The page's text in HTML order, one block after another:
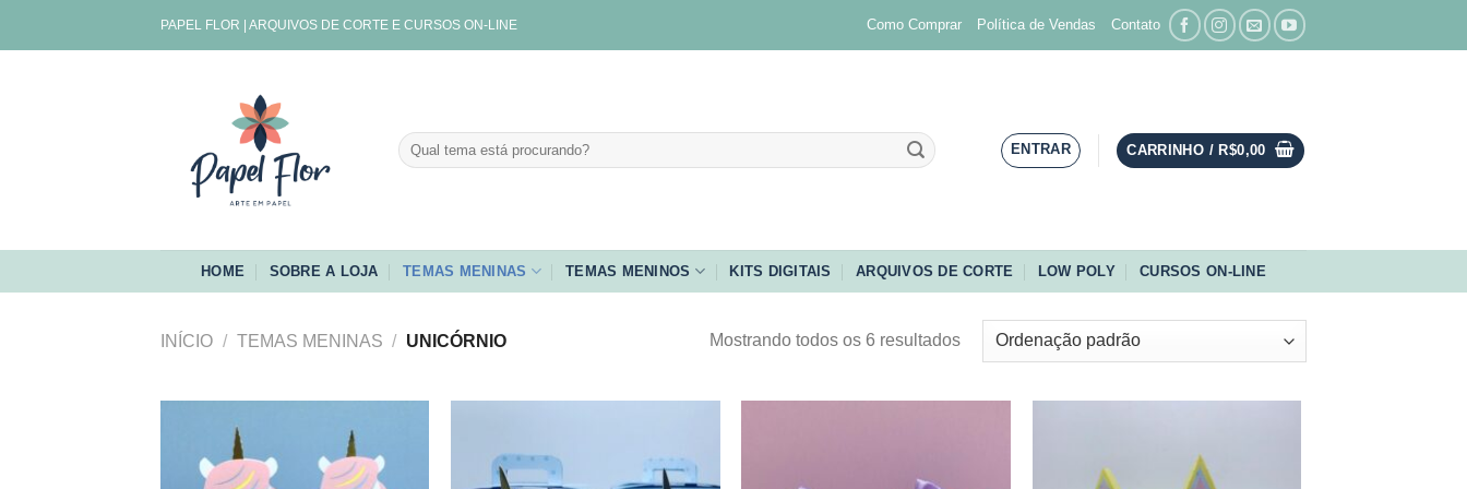
PAPEL FLOR | ARQUIVOS DE CORTE E CURSOS ON-LINE Como Comprar Política de Vendas Contato
Pesquisar
por:
ENTRAR CARRINHO /R$0,00
HOME SOBRE A LOJA TEMAS MENINAS TEMAS MENINOS KITS DIGITAIS ARQUIVOS DE CORTE LOW POLY CURSOS ON-LINE
INÍCIO / TEMAS MENINAS / UNICÓRNIO Mostrando todos os 6 resultados
Adicionar
aos
Adicionar
aos